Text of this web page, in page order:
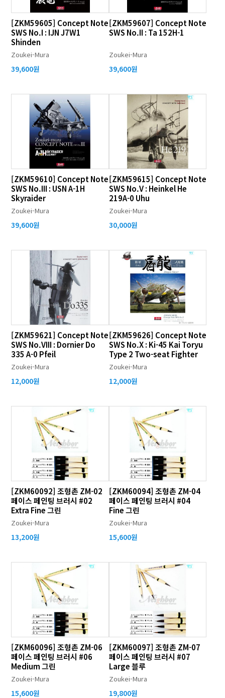
[ZKM59605] Concept Note
SWS No.I : IJN J7W1
Shinden
Zoukei-Mura
39,600원
[ZKM59607] Concept Note
SWS No.II : Ta 152H-1
Zoukei-Mura
39,600원
[ZKM59610] Concept Note
SWS No.III : USN A-1H
Skyraider
Zoukei-Mura
39,600원
[ZKM59615] Concept Note
SWS No.V : Heinkel He
219A-0 Uhu
Zoukei-Mura
30,000원
[ZKM59621] Concept Note
SWS No.VIII : Dornier Do
335 A-0 Pfeil
Zoukei-Mura
12,000원
[ZKM59626] Concept Note
SWS No.X : Ki-45 Kai Toryu
Type 2 Two-seat Fighter
Zoukei-Mura
12,000원
[ZKM60092] 조형촌 ZM-02
페이스 페인팅 브러시 #02
Extra Fine 그린
Zoukei-Mura
13,200원
[ZKM60094] 조형촌 ZM-04
페이스 페인팅 브러시 #04
Fine 그린
Zoukei-Mura
15,600원
[ZKM60096] 조형촌 ZM-06
페이스 페인팅 브러시 #06
Medium 그린
Zoukei-Mura
15,600원
[ZKM60097] 조형촌 ZM-07
페이스 페인팅 브러시 #07
Large 블루
Zoukei-Mura
19,800원